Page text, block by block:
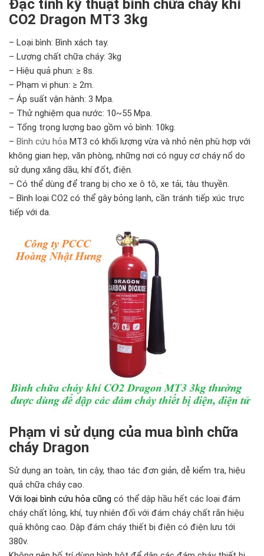
Đặc tính kỹ thuật bình chữa cháy khí
CO2 Dragon MT3 3kg
– Loại bình: Bình xách tay.
– Lượng chất chữa cháy: 3kg
– Hiệu quả phun: ≥ 8s.
– Phạm vi phun: ≥ 2m.
– Áp suất vận hành: 3 Mpa.
– Thử nghiệm qua nước: 10~55 Mpa.
– Tổng trọng lượng bao gồm vỏ bình: 10kg.
– Bình cứu hỏa MT3 có khối lượng vừa và nhỏ nên phù hợp với
không gian hẹp, văn phòng, những nơi có nguy cơ cháy nổ do
sử dụng xăng dầu, khí đốt, điện.
– Có thể dùng để trang bị cho xe ô tô, xe tải, tàu thuyền.
– Bình loại CO2 có thể gây bỏng lạnh, cần tránh tiếp xúc trực
tiếp với da.
Phạm vi sử dụng của mua bình chữa
cháy Dragon
Sử dụng an toàn, tin cậy, thao tác đơn giản, dễ kiểm tra, hiệu
quả chữa cháy cao.
Với loại bình cứu hỏa cũng có thể dập hầu hết các loại đám
cháy chất lỏng, khí, tuy nhiên đối với đám cháy chất rắn hiệu
quả không cao. Dập đám cháy thiết bị điện có điện lưu tới
380v.